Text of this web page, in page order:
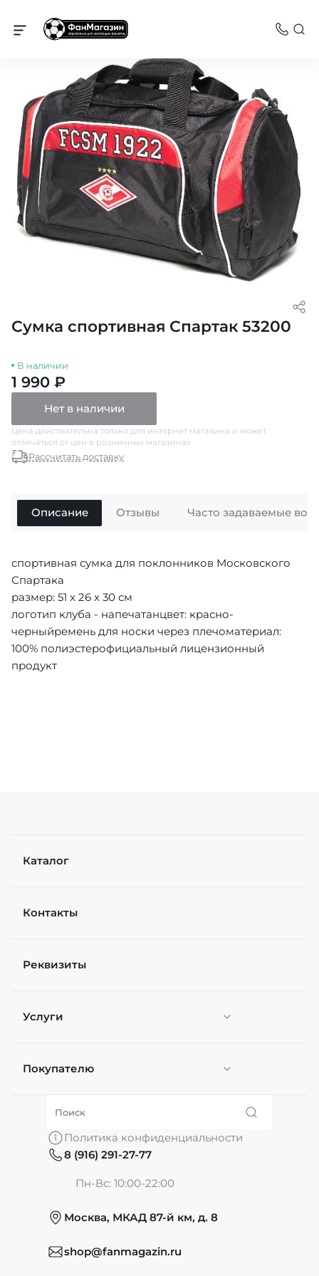
Спартак
Сумка спортивная Спартак 53200
В наличии
1 990 ₽
Нет в наличии
Цена действительна только для интернет магазина и может
отличаться от цен в розничных магазинах
Рассчитать доставку
Описание
спортивная сумка для поклонников Московского
Спартака
размер: 51 x 26 x 30 см
логотип клуба - напечатанцвет: красно-
черныйремень для носки через плечоматериал:
100% полиэстерофициальный лицензионный
продукт
Отзывы Часто задаваемые
Каталог
Контакты
Реквизиты
Услуги
Персонификация
Покупателю
О нас
Обмен и возврат
Политика конфиденциальности
8 (916) 291-27-77
Пн-Вс: 10:00-22:00
Москва, МКАД 87-й км, д. 8
shop@fanmagazin.ru